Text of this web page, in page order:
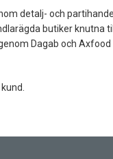
detalj- och
butiker knutna
Dagab och